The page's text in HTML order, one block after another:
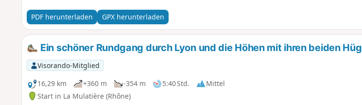
PDF herunterladen GPX herunterladen
Ein schöner Rundgang durch Lyon und die Höhen mit ihren beiden
Visorando-Mitglied
16,29 km
+360 m -354 m 5:40 Std.
Mittel
Start in La Mulatière (Rhône)